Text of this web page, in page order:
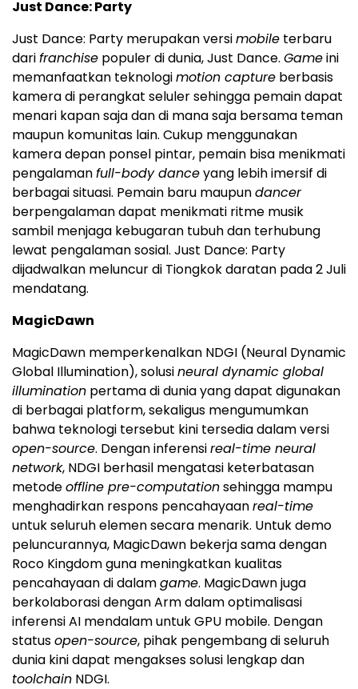
Just Dance: Party
Just Dance: Party merupakan versimobile terbaru
darifranchise populer di dunia, Just Dance. Gameini
memanfaatkan teknologimotion capture berbasis
kamera di perangkat seluler sehingga pemain dapat
menari kapan saja dan di mana saja bersama teman
maupun komunitas lain. Cukup menggunakan
kamera depan ponsel pintar, pemain bisa menikmati
pengalamanfull-body danceyang lebih imersif di
berbagai situasi. Pemain baru maupundancer
berpengalaman dapat menikmati ritme musik
sambil menjaga kebugaran tubuh dan terhubung
lewat pengalaman sosial. Just Dance: Party
dijadwalkan meluncur di Tiongkok daratan pada 2 Juli
mendatang.
MagicDawn
MagicDawn memperkenalkan NDGI (Neural Dynamic
Global Illumination), solusineural dynamic global
illumination pertama di dunia yang dapat digunakan
di berbagai platform, sekaligus mengumumkan
bahwa teknologi tersebut kini tersedia dalam versi
open-source. Dengan inferensireal-time neural
network, NDGI berhasil mengatasi keterbatasan
metodeoffline pre-computationsehingga mampu
menghadirkan respons pencahayaanreal-time
untuk seluruh elemen secara menarik. Untuk demo
peluncurannya, MagicDawn bekerja sama dengan
Roco Kingdom guna meningkatkan kualitas
pencahayaan di dalamgame. MagicDawn juga
berkolaborasi dengan Arm dalam optimalisasi
inferensi AI mendalam untuk GPU mobile. Dengan
statusopen-source, pihak pengembang di seluruh
dunia kini dapat mengakses solusi lengkap dan
toolchain NDGI.